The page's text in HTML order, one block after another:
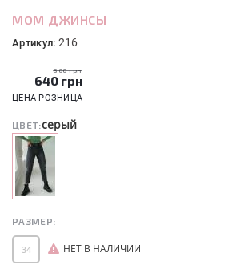
MOM ДЖИНСЫ
Артикул: 216
800 грн
640 грн
ЦЕНА РОЗНИЦА
ЦВЕТ:серый
РАЗМЕР:
34 НЕТ В НАЛИЧИИ